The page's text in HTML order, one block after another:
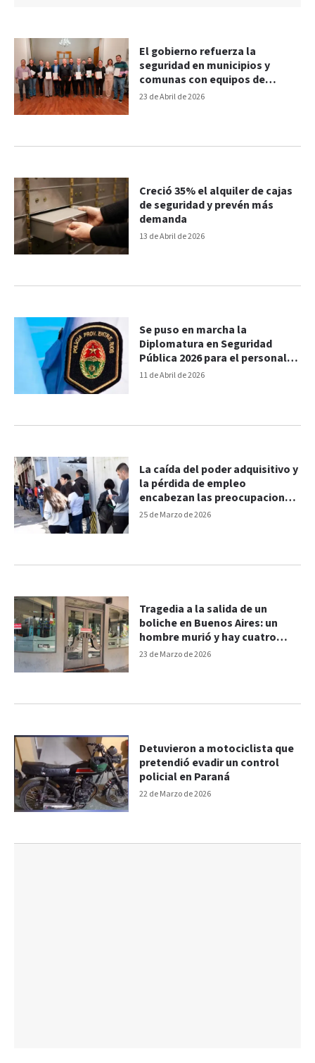
23 de Abril de 2026
El gobierno refuerza la
seguridad en municipios y
comunas con equipos de
videovigilancia
13 de Abril de 2026
Creció 35% el alquiler de cajas
de seguridad y prevén más
demanda
11 de Abril de 2026
Se puso en marcha la
Diplomatura en Seguridad
Pública 2026 para el personal
policial
25 de Marzo de 2026
La caída del poder adquisitivo y
la pérdida de empleo
encabezan las preocupaciones
de los argentinos
23 de Marzo de 2026
Tragedia a la salida de un
boliche en Buenos Aires: un
hombre murió y hay cuatro
seguridad detenidos
22 de Marzo de 2026
Detuvieron a motociclista que
pretendió evadir un control
policial en Paraná